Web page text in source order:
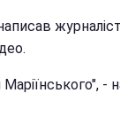
журналіст
-